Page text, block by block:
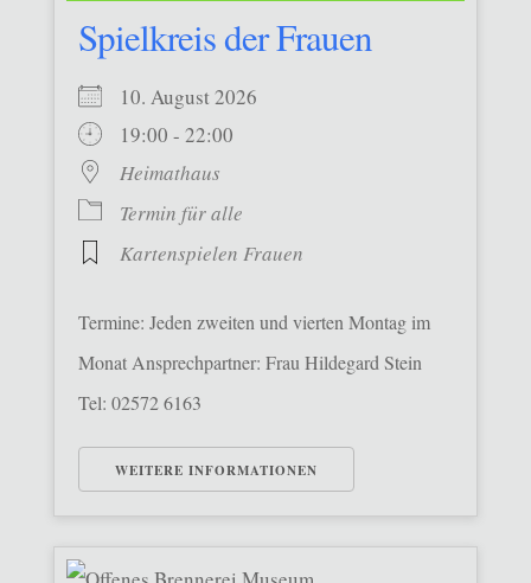
Spielkreis der Frauen
10. August 2026
19:00 - 22:00
Heimathaus
Termin für alle
Kartenspielen Frauen
Termine: Jeden zweiten und vierten Montag im
Monat Ansprechpartner: Frau Hildegard Stein
Tel: 02572 6163
WEITERE INFORMATIONEN